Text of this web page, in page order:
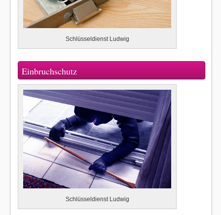
Schlüsseldienst Ludwig
Einbruchschutz
Schlüsseldienst Ludwig